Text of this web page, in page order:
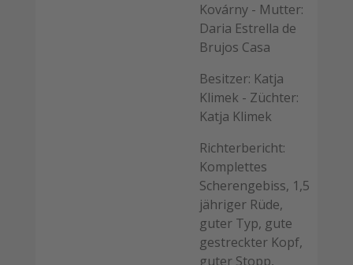
Kovárny - Mutter:
Daria Estrella de
Brujos Casa
Besitzer: Katja
Klimek - Züchter:
Katja Klimek
Richterbericht:
Komplettes
Scherengebiss, 1,5
jähriger Rüde,
guter Typ, gute
gestreckter Kopf,
guter Stopp,